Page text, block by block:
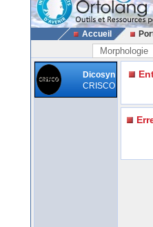
Accueil
Morphologie
Dicosyn
CRISCO